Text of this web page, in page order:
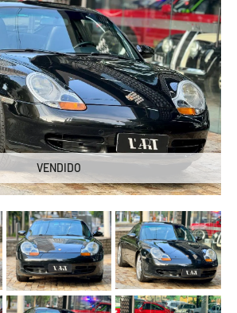
VENDIDO